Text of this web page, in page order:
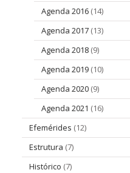
Agenda 2016 (14)
Agenda 2017 (13)
Agenda 2018 (9)
Agenda 2019 (10)
Agenda 2020 (9)
Agenda 2021 (16)
Efemérides (12)
Estrutura (7)
Histórico (7)